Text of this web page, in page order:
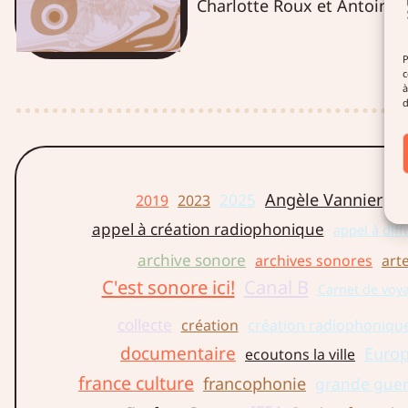
Charlotte Roux et Antoine
2019 2023 2025 Angèle Vannier
appel à création radiophonique
appel à
archive sonore archives sonores
C'est sonore ici! Carnet de
création création
documentaire ecoutons la ville
france culture francophonie grande